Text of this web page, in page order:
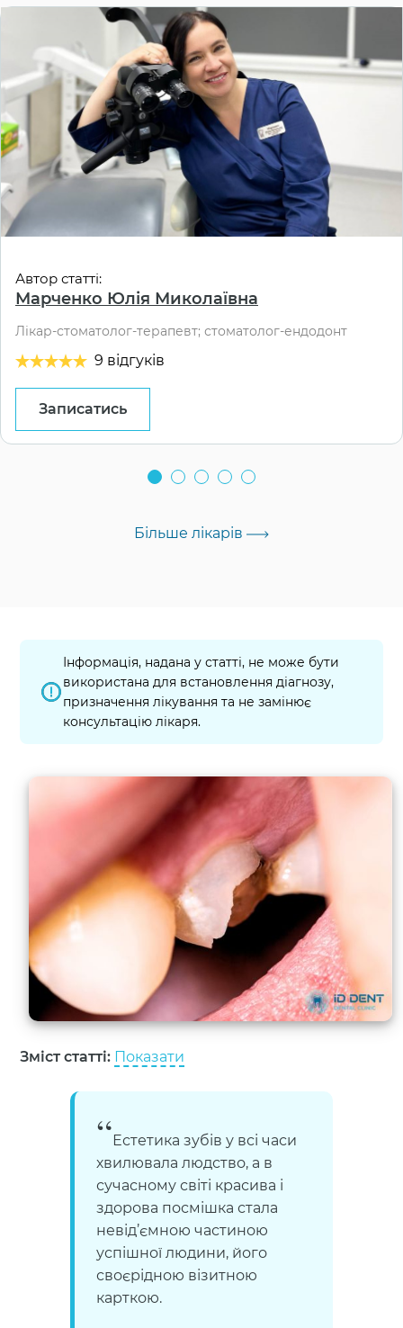
Автор статті:
Марченко Юлія Миколаївна
Лікар-стоматолог-терапевт; стоматолог-ендодонт
9 відгуків
Записатись
Більше лікарів
Інформація, надана у статті, не може бути
використана для встановлення діагнозу,
призначення лікування та не замінює
консультацію лікаря.
Зміст статті: Показати
Естетика зубів у всі часи
хвилювала людство, а в
сучасному світі красива і
здорова посмішка стала
невід’ємною частиною
успішної людини, його
своєрідною візитною
карткою.